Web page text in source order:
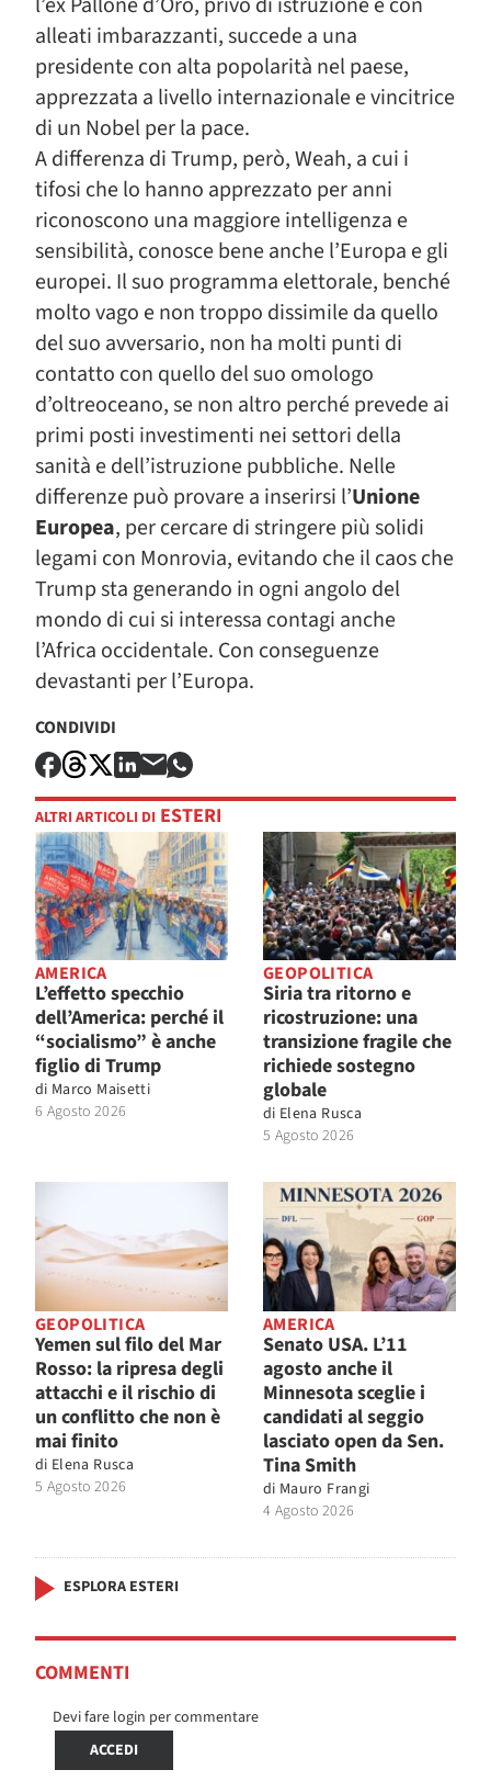
alleati imbarazzanti, succede a una
presidente con alta popolarità nel paese,
apprezzata a livello internazionale e vincitrice
di un Nobel per la pace.
A differenza di Trump, però, Weah, a cui i
tifosi che lo hanno apprezzato per anni
riconoscono una maggiore intelligenza e
sensibilità, conosce bene anche l’Europa e gli
europei. Il suo programma elettorale, benché
molto vago e non troppo dissimile da quello
del suo avversario, non ha molti punti di
contatto con quello del suo omologo
d’oltreoceano, se non altro perché prevede ai
primi posti investimenti nei settori della
sanità e dell’istruzione pubbliche. Nelle
differenze può provare a inserirsi l’Unione
Europea, per cercare di stringere più solidi
legami con Monrovia, evitando che il caos che
Trump sta generando in ogni angolo del
mondo di cui si interessa contagi anche
l’Africa occidentale. Con conseguenze
devastanti per l’Europa.
CONDIVIDI
ALTRI ARTICOLI DI ESTERI
AMERICA
L’effetto specchio
dell’America: perché il
“socialismo” è anche
figlio di Trump
di Marco Maisetti
6 Agosto 2026
GEOPOLITICA
Siria tra ritorno e
ricostruzione: una
transizione fragile che
richiede sostegno
globale
di Elena Rusca
5 Agosto 2026
GEOPOLITICA
Yemen sul filo del Mar
Rosso: la ripresa degli
attacchi e il rischio di
un conflitto che non è
mai finito
di Elena Rusca
5 Agosto 2026
AMERICA
Senato USA. L’11
agosto anche il
Minnesota sceglie i
candidati al seggio
lasciato open da Sen.
Tina Smith
di Mauro Frangi
4 Agosto 2026
ESPLORA ESTERI
COMMENTI
Devi fare login per commentare
ACCEDI